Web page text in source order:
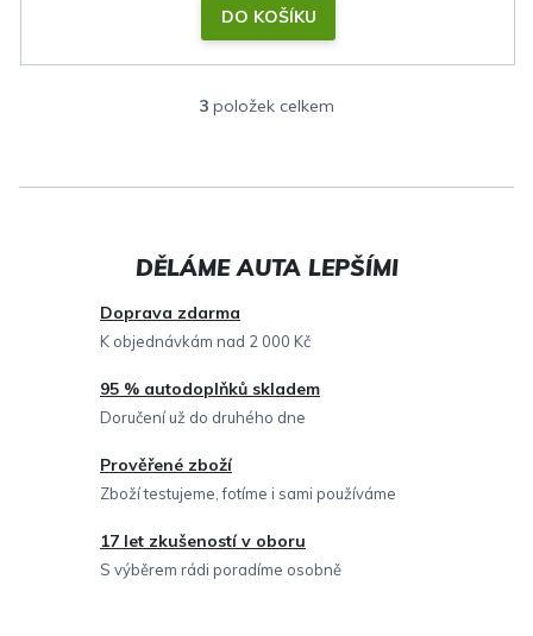
DO KOŠÍKU
O
l
a
í
p
r
y
v
ý
3 položek celkem
Doprava zdarma
K objednávkám nad 2 000 Kč
95 % autodoplňků skladem
Doručení už do druhého dne
Prověřené zboží
Zboží testujeme, fotíme i sami používáme
17 let zkušeností v oboru
S výběrem rádi poradíme osobně